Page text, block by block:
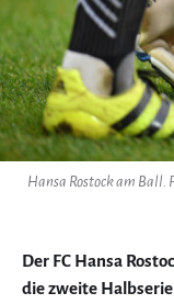
Hansa Rostock am Ball.
Der FC Hansa
die zweite